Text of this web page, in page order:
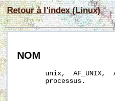
Retour à l'index (Linux)
NOM
unix,  AF_UNIX,
       processus.